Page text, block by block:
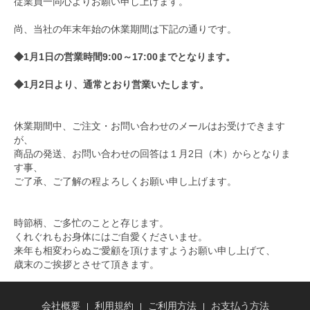
尚、当社の年末年始の休業期間は下記の通りです。
◆1月1日の営業時間9:00～17:00までとなります。
◆1月2日より、通常とおり営業いたします。
休業期間中、ご注文・お問い合わせのメールはお受けできます
が、
商品の発送、お問い合わせの回答は１月2日（木）からとなりま
す事、
ご了承、ご了解の程よろしくお願い申し上げます。
時節柄、ご多忙のことと存じます。
くれぐれもお身体にはご自愛くださいませ。
来年も相変わらぬご愛顧を頂けますようお願い申し上げて、
歳末のご挨拶とさせて頂きます。
会社概要 利用規約 ご利用方法 お支払う方法